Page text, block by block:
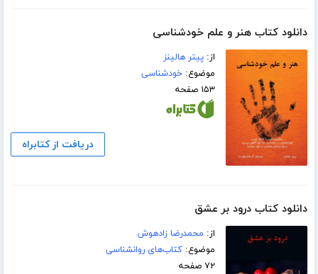
دانلود کتاب هنر و علم خودشناسی
از:پیتر هالینز
موضوع:خودشناسی
۱۵۳ صفحه
دریافت از کتابراه
دانلود کتاب درود بر عشق
از: محمدرضا زادهوش
موضوع:کتاب‌های روانشناسی
۷۲ صفحه